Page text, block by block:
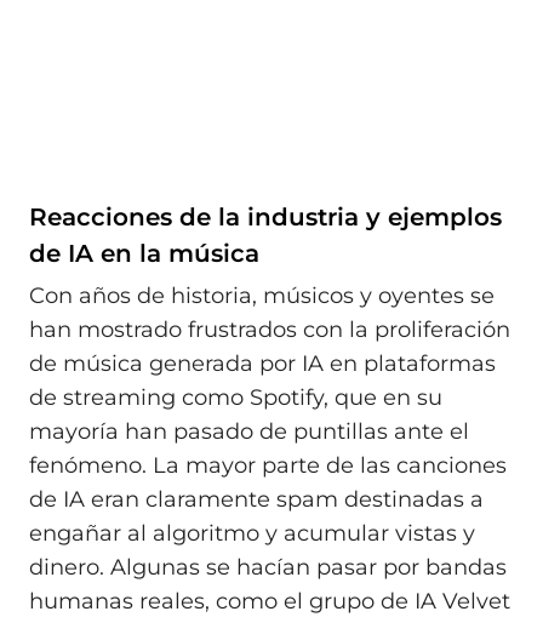
Reacciones de la industria y ejemplos
de IA en la música
Con años de historia, músicos y oyentes se
han mostrado frustrados con la proliferación
de música generada por IA en plataformas
de streaming como Spotify, que en su
mayoría han pasado de puntillas ante el
fenómeno. La mayor parte de las canciones
de IA eran claramente spam destinadas a
engañar al algoritmo y acumular vistas y
dinero. Algunas se hacían pasar por bandas
humanas reales, como el grupo de IA Velvet